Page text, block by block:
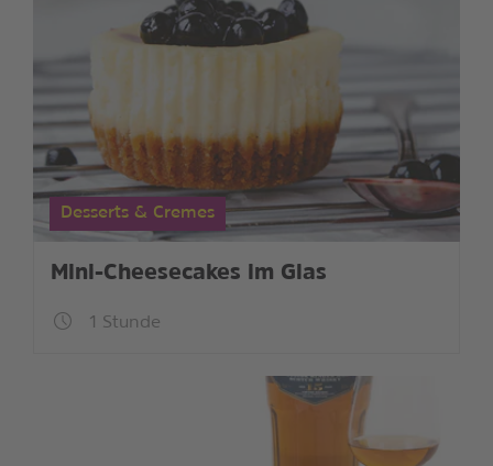
Desserts & Cremes
Mini-Cheesecakes im Glas
1 Stunde